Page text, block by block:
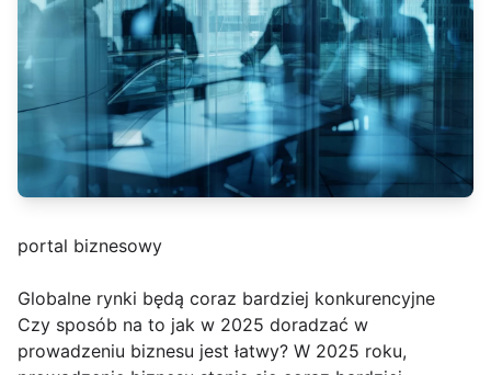
portal biznesowy
Globalne rynki będą coraz bardziej konkurencyjne
Czy sposób na to jak w 2025 doradzać w
prowadzeniu biznesu jest łatwy? W 2025 roku,